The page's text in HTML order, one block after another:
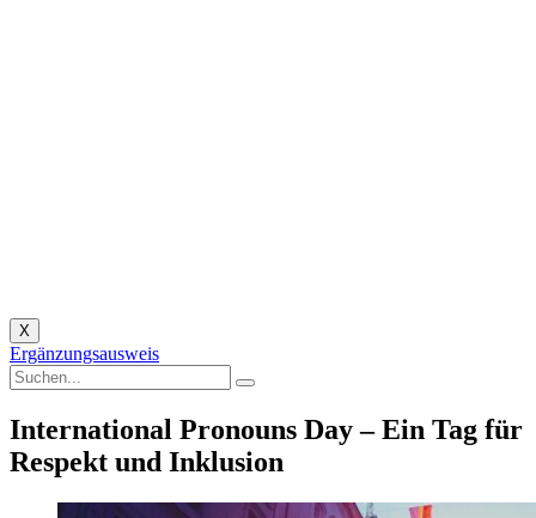
X
Ergänzungsausweis
International Pronouns Day – Ein Tag für
Respekt und Inklusion